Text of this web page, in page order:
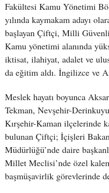
Fakültesi Kamu Yönetimi
yılında kaymakam adayı
başlayan Çiftçi, Milli
Kamu yönetimi alanında
iktisat, ilahiyat, adalet ve
da eğitim aldı. İngilizce ve
Meslek hayatı boyunca
Tekman, Nevşehir-
Kırşehir-Kaman ilçelerinde
bulunan Çiftçi; İçişleri
Müdürlüğü’nde daire
Millet Meclisi’nde özel
başmüşavirlik görevlerinde